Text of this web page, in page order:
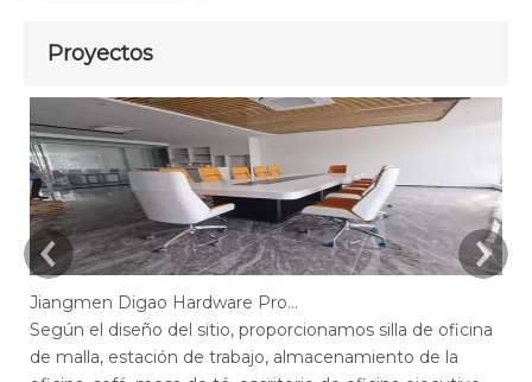
Proyectos
Jiangmen Digao Hardware Products Company
Según el diseño del sitio, proporcionamos silla de oficina
de malla, estación de trabajo, almacenamiento de la